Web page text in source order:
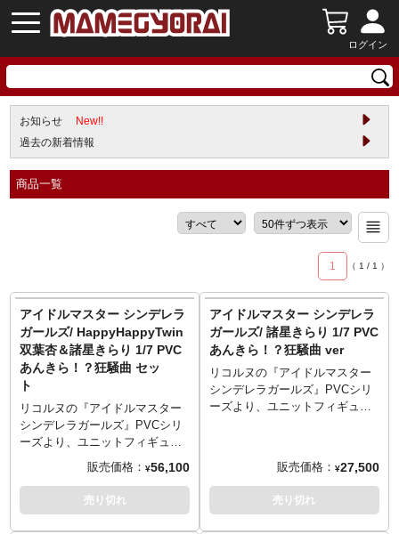
ログイン
お知らせ
New!!
過去の新着情報
商品一覧
1 （ 1 / 1 ）
アイドルマスター シンデレラ
ガールズ/ HappyHappyTwin
双葉杏＆諸星きらり 1/7 PVC
あんきら！？狂騒曲 セッ
ト
リコルヌの『アイドルマスター
シンデレラガールズ』PVCシリ
ーズより、ユニットフィギュア
化第4弾として
「HappyHappyTwin」の双葉杏
＆諸星きらりがラインナップで
す。ヒゲドライバー氏が手掛け
販売価格： ¥56,100
売り切れ
アイドルマスター シンデレラ
ガールズ/ 諸星きらり 1/7 PVC
あんきら！？狂騒曲 ver
リコルヌの『アイドルマスター
シンデレラガールズ』PVCシリ
ーズより、ユニットフィギュア
ドライバー氏が手掛けたイベン
ト曲「あんきら！？狂騒曲」を
モチーフに、ステージで元気に
販売価格： ¥27,500
売り切れ